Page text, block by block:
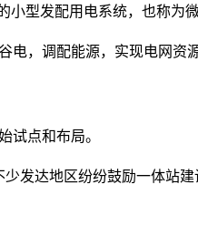
型发配用电系统，也称为微
，调配能源，实现电网资
试点和布局。
发达地区纷纷鼓励一体站建